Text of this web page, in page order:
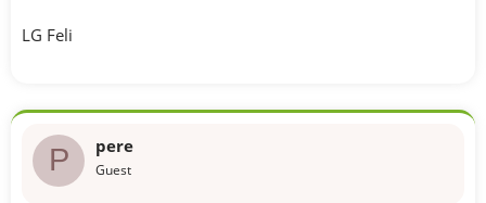
LG Feli
P pere
Guest